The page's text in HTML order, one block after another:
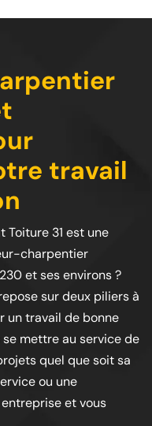
travail
Toiture 31 est une
charpentier
et ses environs ?
sur deux piliers à
un travail de bonne
mettre au service de
quel que soit sa
ou une
et vous